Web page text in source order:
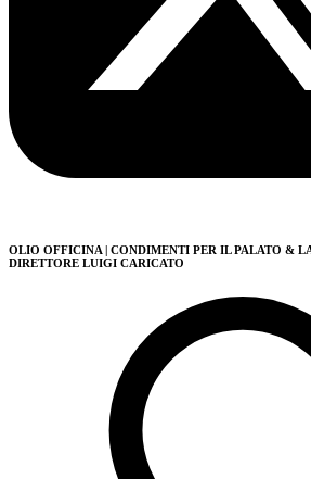
OLIO OFFICINA | CONDIMENTI PER IL PALATO &
DIRETTORE LUIGI CARICATO